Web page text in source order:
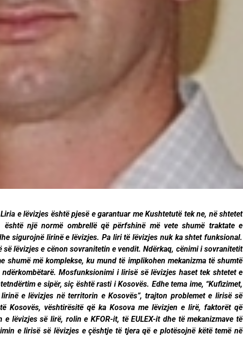
e lëvizjes është pjesë e garantuar me Kushtetutë tek ne, në shtetet
një normë ombrellë që përfshinë më vete shumë traktate e
sigurojnë lirinë e lëvizjes. Pa liri të lëvizjes nuk ka shtet funksional.
lëvizjes e cënon sovranitetin e vendit. Ndërkaq, cënimi i sovranitetit
shumë më komplekse, ku mund të implikohen mekanizma të shumtë
Mosfunksionimi i lirisë së lëvizjes haset tek shtetet e
e sipër, siç është rasti i Kosovës. Edhe tema ime, “Kufizimet,
e lëvizjes në territorin e Kosovës”, trajton problemet e lirisë së
Kosovës, vështirësitë që ka Kosova me lëvizjen e lirë, faktorët që
e lëvizjes së lirë, rolin e KFOR-it, të EULEX-it dhe të mekanizmave të
e lirisë së lëvizjes e çështje të tjera që e plotësojnë këtë temë në